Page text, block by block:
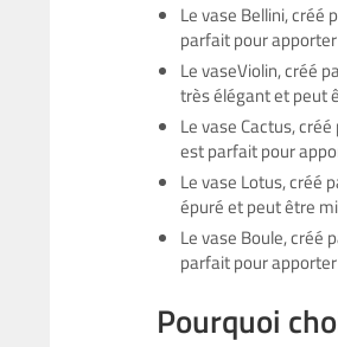
Le vase Bellini, créé
parfait pour
Le vaseViolin, créé
très élégant et peut
Le vase Cactus,
est parfait pour
Le vase Lotus, créé
épuré et peut être
Le vase Boule, créé
parfait pour
Pourquoi